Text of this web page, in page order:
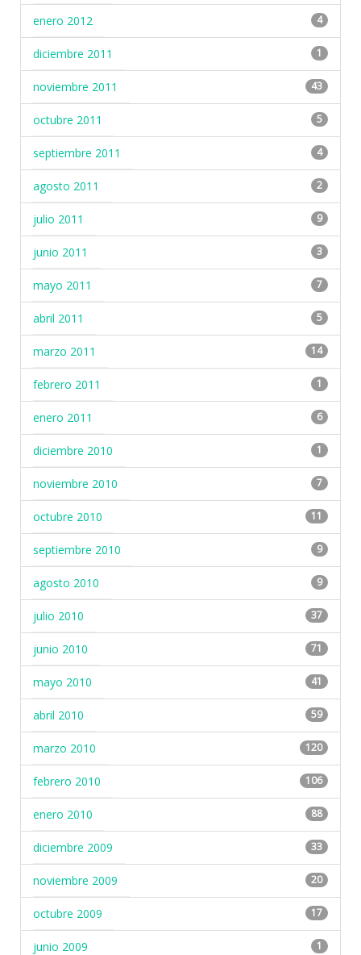
enero 2012 4
diciembre 2011 1
noviembre 2011 43
octubre 2011 5
septiembre 2011 4
agosto 2011 2
julio 2011 9
junio 2011 3
mayo 2011 7
abril 2011 5
marzo 2011 14
febrero 2011 1
enero 2011 6
diciembre 2010 1
noviembre 2010 7
octubre 2010 11
septiembre 2010 9
agosto 2010 9
julio 2010 37
junio 2010 71
mayo 2010 41
abril 2010 59
marzo 2010 120
febrero 2010 106
enero 2010 88
diciembre 2009 33
noviembre 2009 20
octubre 2009 17
junio 2009 1